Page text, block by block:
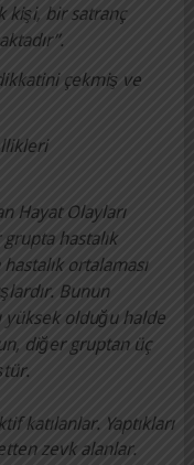
kişi, bir satranç
çekmiş ve
Hayat Olayları
hastalık
ortalaması
Bunun
yüksek olduğu halde
diğer gruptan üç
katılanlar. Yaptıkları
zevk alanlar.